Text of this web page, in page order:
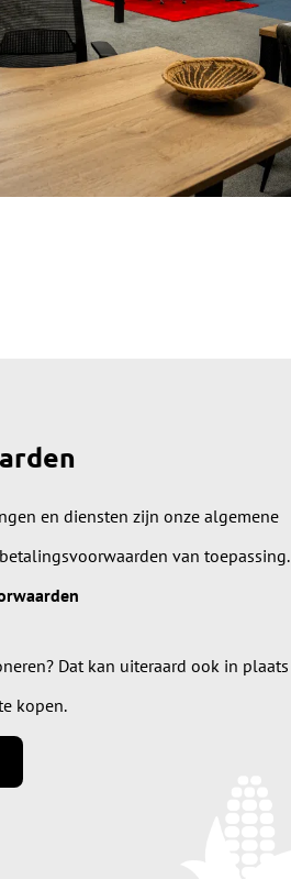
en diensten zijn onze algemene
van toepassing.
Dat kan uiteraard ook in plaats
kopen.